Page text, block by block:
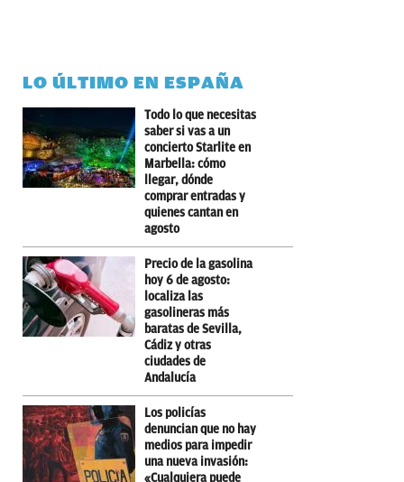
LO ÚLTIMO EN ESPAÑA
Todo lo que necesitas
saber si vas a un
concierto Starlite en
Marbella: cómo
llegar, dónde
comprar entradas y
quienes cantan en
agosto
Precio de la gasolina
hoy 6 de agosto:
localiza las
gasolineras más
baratas de Sevilla,
Cádiz y otras
ciudades de
Andalucía
Los policías
denuncian que no hay
medios para impedir
una nueva invasión:
«Cualquiera puede